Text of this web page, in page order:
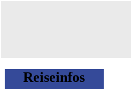
Reiseinfos